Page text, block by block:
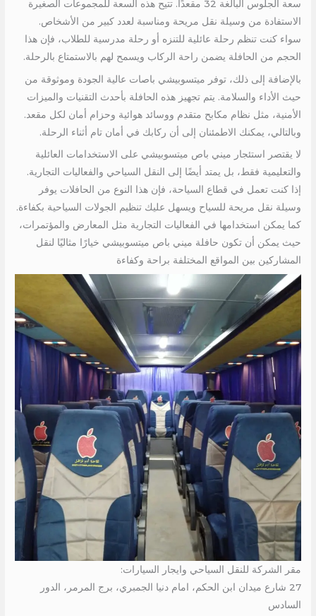
سعة الجلوس البالغة 32 مقعدًا. تتيح هذه السعة للمجموعات الصغيرة
الاستفادة من وسيلة نقل مريحة ومناسبة لعدد كبير من الأشخاص.
سواء كنت تنظم رحلة عائلية للتنزه أو رحلة مدرسية للطلاب، فإن هذا
الحجم من الحافلة يضمن راحة الركاب ويسمح لهم بالاستمتاع بالرحلة.
بالإضافة إلى ذلك، توفر ميتسوبيشي باصات عالية الجودة وموثوقة من
حيث الأداء والسلامة. يتم تجهيز هذه الحافلة بأحدث التقنيات والميزات
الأمنية، مثل نظام مكابح متقدم ووسائد هوائية وحزام أمان لكل مقعد.
وبالتالي، يمكنك الاطمئنان إلى أن ركابك في أمان تام أثناء الرحلة.
لا يقتصر استئجار ميني باص ميتسوبيشي على الاستخدامات العائلية
والتعليمية فقط، بل يمتد أيضًا إلى النقل السياحي والفعاليات التجارية.
إذا كنت تعمل في قطاع السياحة، فإن هذا النوع من الحافلات يوفر
وسيلة نقل مريحة للسياح ويسهل عليك تنظيم الجولات السياحية بكفاءة.
كما يمكن استخدامها في الفعاليات التجارية مثل المعارض والمؤتمرات،
حيث يمكن أن تكون حافلة ميني باص ميتسوبيشي خيارًا مثاليًا لنقل
المشاركين بين المواقع المختلفة براحة وكفاءة
مقر الشركة للنقل السياحي وايجار السيارات:
27 شارع ميدان ابن الحكم، امام دنيا الجمبري، برج المرمر، الدور
السادس